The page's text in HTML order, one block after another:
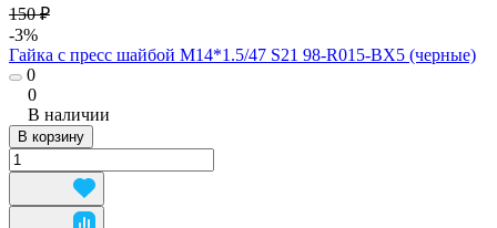
150 ₽
-3%
Гайка с пресс шайбой М14*1.5/47 S21 98-R015-BX5 (черные)
0
0
В наличии
В корзину